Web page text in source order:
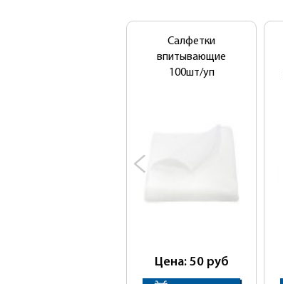
Салфетки
впитывающие
100шт/уп
Цена: 50 руб